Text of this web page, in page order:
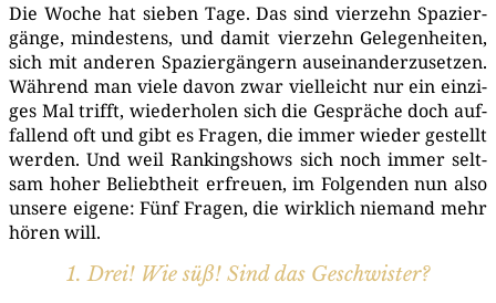
Die Woche hat sie­ben Tage. Das sind vier­zehn Spa­zier­
gän­ge, min­des­tens, und damit vier­zehn Gele­gen­hei­ten,
sich mit ande­ren Spa­zier­gän­gern aus­ein­an­der­zu­set­zen.
Wäh­rend man vie­le davon zwar viel­leicht nur ein ein­zi­
ges Mal trifft, wie­der­ho­len sich die Gesprä­che doch auf­
fal­lend oft und gibt es Fra­gen, die immer wie­der gestellt
wer­den. Und weil Ran­king­shows sich noch immer selt­
sam hoher Beliebt­heit erfreu­en, im Fol­gen­den nun also
unse­re eige­ne: Fünf Fra­gen, die wirk­lich nie­mand mehr
hören will.
1. Drei! Wie süß! Sind das Geschwister?